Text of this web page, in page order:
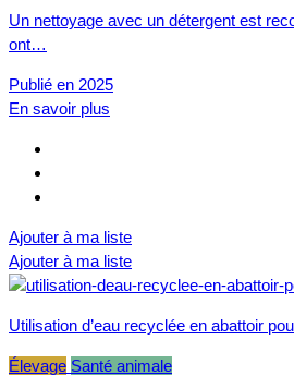
Un nettoyage avec un détergent est
ont…
Publié en 2025
En savoir plus
Ajouter à ma liste
Ajouter à ma liste
Utilisation d’eau recyclée en abattoir
Élevage Santé animale